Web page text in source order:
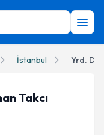
İstanbul Yrd.
Takcı